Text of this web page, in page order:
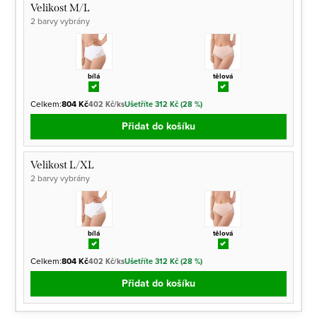
Velikost M/L
2 barvy vybrány
bílá tělová
Celkem:804 Kč402 Kč/ksUšetříte 312 Kč (28 %)
Přidat do košíku
Velikost L/XL
2 barvy vybrány
bílá tělová
Celkem:804 Kč402 Kč/ksUšetříte 312 Kč (28 %)
Přidat do košíku